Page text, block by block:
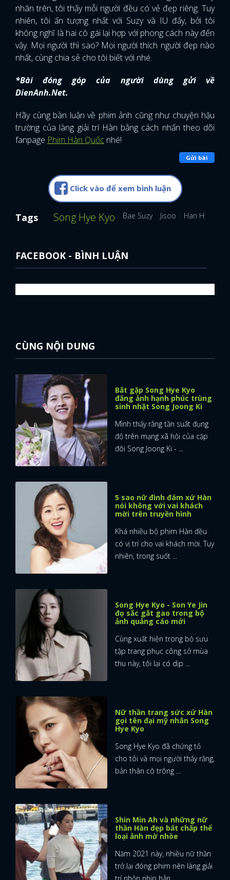
nhân trên, tôi thấy mỗi người đều có vẻ đẹp riêng. Tuy
nhiên, tôi ấn tượng nhất với Suzy và IU đấy, bởi tôi
không nghĩ là hai cô gái lại hợp với phong cách này đến
vậy. Mọi người thì sao? Mọi người thích người đẹp nào
nhất, cùng chia sẻ cho tôi biết với nhé.
*Bài đóng góp của người dùng gửi về
DienAnh.Net.
Hãy cùng bàn luận về phim ảnh cũng như chuyện hậu
trường của làng giải trí Hàn bằng cách nhấn theo dõi
fanpage Phim Hàn Quốc nhé!
Gửi bài
Click vào để xem bình luận
Tags Song Hye Kyo Bae Suzy Jisoo Han Hyo Joo
FACEBOOK - BÌNH LUẬN
CÙNG NỘI DUNG
Bắt gặp Song Hye Kyo
đăng ảnh hạnh phúc trùng
sinh nhật Song Joong Ki
Mình thấy rằng tần suất đụng
độ trên mạng xã hội của cặp
đôi Song Joong Ki - ...
5 sao nữ đình đám xứ Hàn
nói không với vai khách
mời trên truyền hình
Khá nhiều bộ phim Hàn đều
có vị trí cho vai khách mời. Tuy
nhiên, trong suốt ...
Song Hye Kyo - Son Ye Jin
đọ sắc gắt gao trong bộ
ảnh quảng cáo mới
Cùng xuất hiện trong bộ sưu
tập trang phục công sở mùa
thu này, tôi lại có dịp ...
Nữ thần trang sức xứ Hàn
gọi tên đại mỹ nhân Song
Hye Kyo
Song Hye Kyo đã chứng tỏ
cho tôi và mọi người thấy rằng,
bản thân cô trông ...
Shin Min Ah và những nữ
thần Hàn đẹp bất chấp thể
loại ảnh mờ nhòe
Năm 2021 này, nhiều nữ thần
trở lại đóng phim nên làng giải
trí nhộn nhịp hẳn. ...